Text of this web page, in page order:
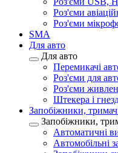
Роз'єми
Роз'єми
SMA
Для авто
Для авто
Перемикачі
Роз'єми для
Роз'єми
Штекера і
Запобіжники,
Запобіжники,
Автоматичні
Автомобільні